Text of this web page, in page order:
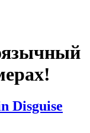
Disguise